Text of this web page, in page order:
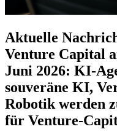
Aktuelle
Venture Capital
Juni 2026: KI-
souveräne KI,
Robotik werden
für Venture-